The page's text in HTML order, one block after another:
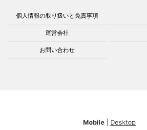
個人情報の取り扱いと免責事項
運営会社
お問い合わせ
Mobile Desktop